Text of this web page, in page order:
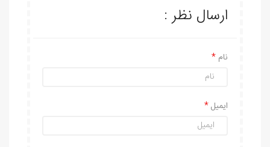
ارسال نظر :
نام
ایمیل